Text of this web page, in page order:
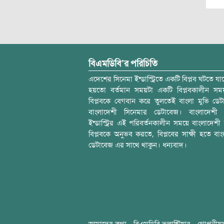
বিএমডিবি’র পরিচিতি
এদেশের সিনেমা ইন্ডাস্ট্রিতে একটি বিপ্লব ঘটতে
হয়তো বর্তমান সময়টা একটি বিপ্লবকালীন
বিপ্লবকে বেগবান করে তুলতেই বাংলা মুভি
বাংলাদেশী সিনেমার ডেটাবেজ। বাংলাদেশী
ইন্ডাস্ট্রির এই পরিবর্তনকালীন সময়ে বাংলাদেশী
বিপ্লবকে অনুভব করতে, বিপ্লবের সাক্ষী হতে
ডেটাবেজ এর সাথে থাকুন। ধন্যবাদ।